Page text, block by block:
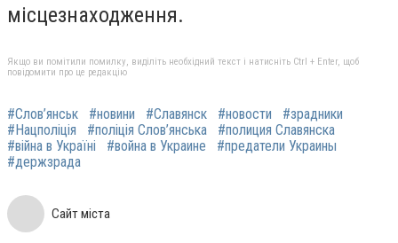
місцезнаходження.
Якщо ви помітили помилку, виділіть необхідний текст і натисніть Ctrl + Enter, щоб
повідомити про це редакцію
#Слов’янськ #новини #Славянск #новости
#зрадники
#Нацполіція
#поліція Слов’янська
#полиция Славянска
#війна в Україні
#война в Украине
#предатели Украины
#держзрада
Сайт міста